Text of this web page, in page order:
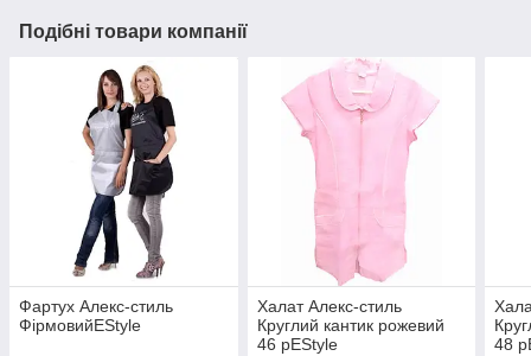
Подібні товари компанії
Фартух Алекс-стиль
ФірмовийEStyle
Халат Алекс-стиль
Круглий кантик рожевий
46 рEStyle
48